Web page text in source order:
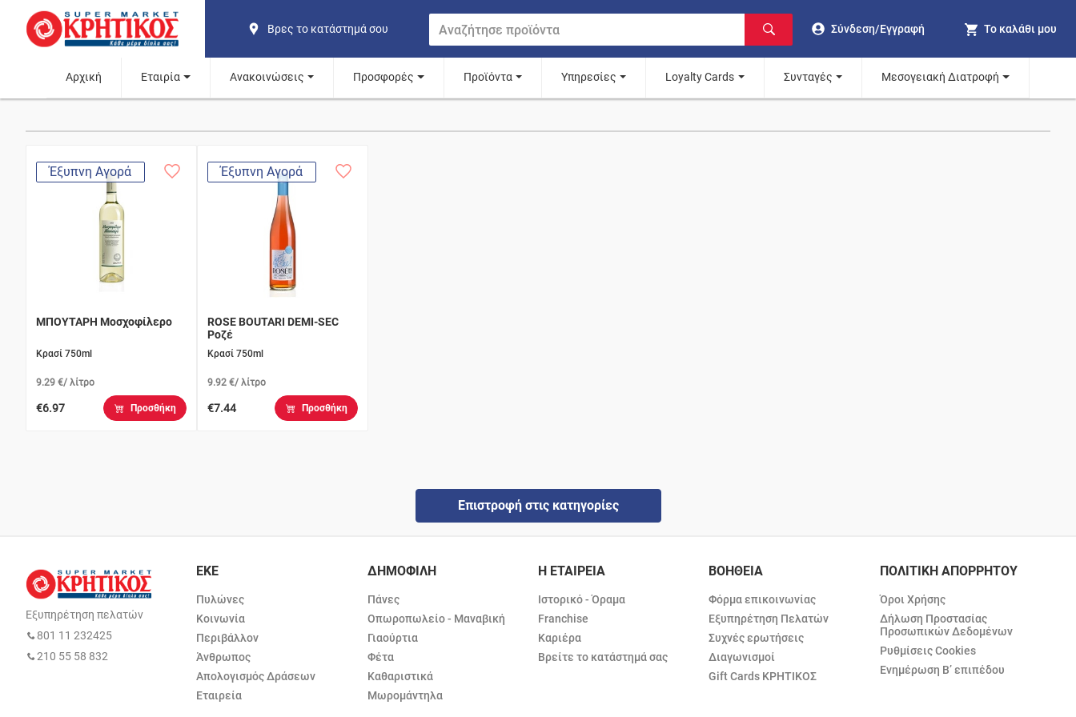
Βρες το κατάστημά σου Σύνδεση/Εγγραφή Το καλάθι μου
Αρχική Εταιρία Ανακοινώσεις Προσφορές Προϊόντα Υπηρεσίες Loyalty Cards Συνταγές Μεσογειακή Διατροφή
Έξυπνη Αγορά
ΜΠΟΥΤΑΡΗ Μοσχοφίλερο
Κρασί 750ml
9.29 €/ λίτρο
€6.97 Προσθήκη
Έξυπνη Αγορά
ROSE BOUTARI DEMI-SEC
Ροζέ
Κρασί 750ml
9.92 €/ λίτρο
€7.44 Προσθήκη
Επιστροφή στις κατηγορίες
Εξυπηρέτηση πελατών
801 11 232425
210 55 58 832
ΕΚΕ
Πυλώνες
Κοινωνία
Περιβάλλον
Άνθρωπος
Απολογισμός Δράσεων
Εταιρεία
ΔΗΜΟΦΙΛΗ
Πάνες
Οπωροπωλείο - Μαναβική
Γιαούρτια
Φέτα
Καθαριστικά
Μωρομάντηλα
Η ΕΤΑΙΡΕΙΑ
Ιστορικό - Όραμα
Franchise
Καριέρα
Βρείτε το κατάστημά σας
ΒΟΗΘΕΙΑ
Φόρμα επικοινωνίας
Εξυπηρέτηση Πελατών
Συχνές ερωτήσεις
Διαγωνισμοί
Gift Cards ΚΡΗΤΙΚΟΣ
ΠΟΛΙΤΙΚΗ ΑΠΟΡΡΗΤΟΥ
Όροι Χρήσης
Δήλωση Προστασίας
Προσωπικών Δεδομένων
Ρυθμίσεις Cookies
Ενημέρωση Β’ επιπέδου